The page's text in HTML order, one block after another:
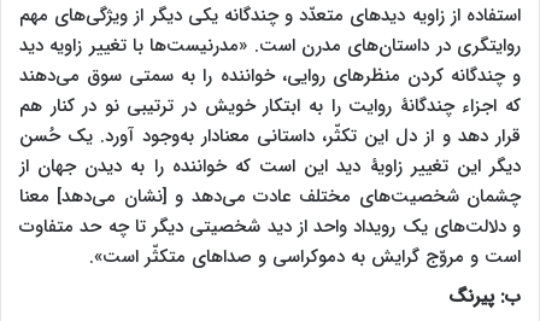
استفاده از زاویه دیدهای متعدّد و چندگانه یکی دیگر از ویژگی‌های مهم
روایتگری در داستان‌های مدرن است. «مدرنیست‌ها با تغییر زاویه دید
و چندگانه کردن منظرهای روایی، خواننده را به سمتی سوق می‌دهند
که اجزاء چندگانۀ روایت را به ابتکار خویش در ترتیبی نو در کنار هم
قرار دهد و از دل این تکثّر، داستانی معنادار به‌وجود آورد. یک حُسن
دیگر این تغییر زاویۀ دید این است که خواننده را به دیدن جهان از
چشمان شخصیت‌های مختلف عادت می‌دهد و [نشان می‌دهد] معنا
و دلالت‌های یک رویداد واحد از دید شخصیتی دیگر تا چه حد متفاوت
است و مروّج گرایش به دموکراسی و صداهای متکثّر است».
ب: پیرنگ